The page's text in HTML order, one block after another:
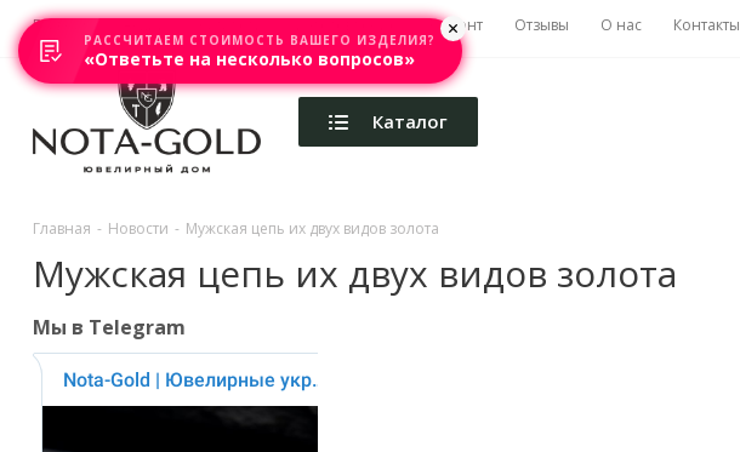
Главная Акции Каталоги Изготовление Ремонт Отзывы О нас Контакты
Каталог
Главная - Новости - Мужская цепь их двух видов золота
Мужская цепь их двух видов золота
Мы в Telegram
РАССЧИТАЕМ СТОИМОСТЬ ВАШЕГО ИЗДЕЛИЯ?
«Ответьте на несколько вопросов»